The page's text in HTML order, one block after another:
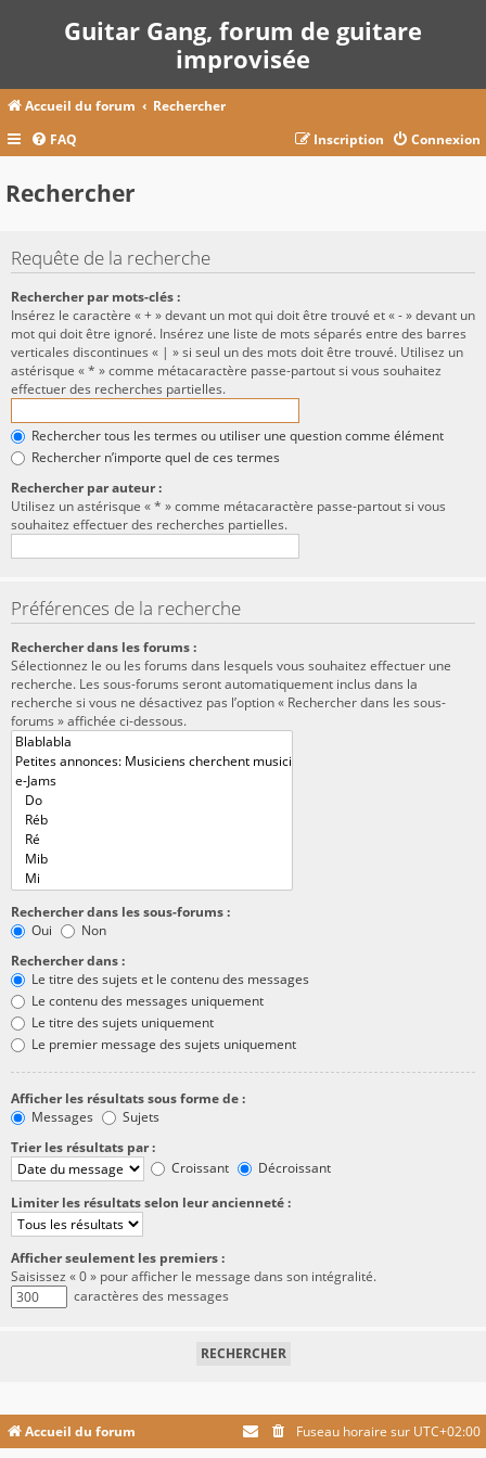
Guitar Gang, forum de guitare
improvisée
Accueil du forum
Rechercher
FAQ
Connexion
Inscription
Rechercher
Requête de la recherche
Rechercher par mots-clés :
Insérez le caractère « + » devant un mot qui doit être trouvé et « - » devant un
mot qui doit être ignoré. Insérez une liste de mots séparés entre des barres
verticales discontinues « | » si seul un des mots doit être trouvé. Utilisez un
astérisque « * » comme métacaractère passe-partout si vous souhaitez
effectuer des recherches partielles.
Rechercher tous les termes ou utiliser une question comme élément
Rechercher n’importe quel de ces termes
Rechercher par auteur :
Utilisez un astérisque « * » comme métacaractère passe-partout si vous
souhaitez effectuer des recherches partielles.
Préférences de la recherche
Rechercher dans les forums :
Sélectionnez le ou les forums dans lesquels vous souhaitez effectuer une
recherche. Les sous-forums seront automatiquement inclus dans la
recherche si vous ne désactivez pas l’option « Rechercher dans les sous-
forums » affichée ci-dessous.
Rechercher dans les sous-forums :
Oui
Non
Rechercher dans :
Le titre des sujets et le contenu des messages
Le contenu des messages uniquement
Le titre des sujets uniquement
Le premier message des sujets uniquement
Afficher les résultats sous forme de :
Messages
Sujets
Trier les résultats par :
Croissant
Décroissant
Limiter les résultats selon leur ancienneté :
Afficher seulement les premiers :
Saisissez « 0 » pour afficher le message dans son intégralité.
caractères des messages
Accueil du forum Fuseau horaire sur UTC+02:00